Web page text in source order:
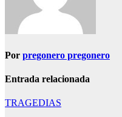
Por pregonero pregonero
Entrada relacionada
TRAGEDIAS